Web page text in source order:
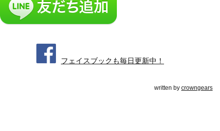
フェイスブックも毎日更新中！
written by crowngears